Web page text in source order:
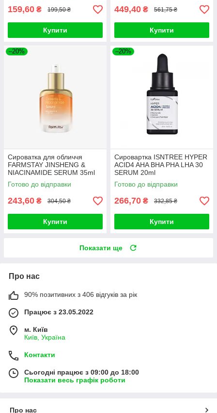
159,60 ₴ 199,50 ₴
Купити
449,40 ₴ 561,75 ₴
Купити
–20%
Сироватка для обличчя
FARMSTAY JINSHENG &
NIACINAMIDE SERUM 35ml
Готово до відправки
243,60 ₴ 304,50 ₴
Купити
–20%
Сировартка ISNTREE HYPER
ACID4 AHA BHA PHA LHA 30
SERUM 20ml
Готово до відправки
266,70 ₴ 332,85 ₴
Купити
Показати ще
Про нас
90% позитивних з 406 відгуків за рік
Працює з 23.05.2022
м. Київ
Київ, Україна
Контакти
Сьогодні працює з 09:00 до 18:00
Показати весь графік роботи
Про нас